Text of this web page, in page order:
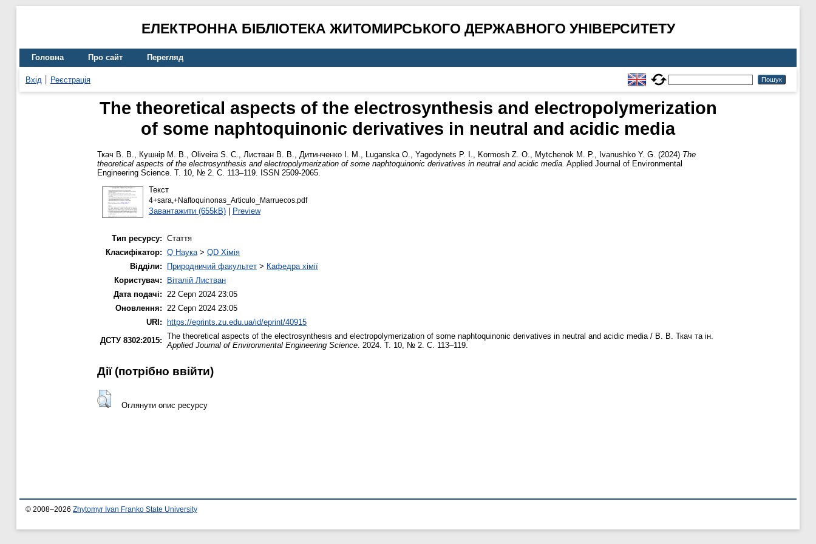
ЕЛЕКТРОННА БІБЛІОТЕКА ЖИТОМИРСЬКОГО ДЕРЖАВНОГО УНІВЕРСИТЕТУ
Головна Про сайт Перегляд
Вхід Реєстрація
The theoretical aspects of the electrosynthesis and electropolymerization
of some naphtoquinonic derivatives in neutral and acidic media
Ткач В. В., Кушнір М. В., Oliveira S. C., Листван В. В., Дитинченко І. М., Luganska O., Yagodynets P. I., Kormosh Z. O., Mytchenok M. P., Ivanushko Y. G. (2024) The
theoretical aspects of the electrosynthesis and electropolymerization of some naphtoquinonic derivatives in neutral and acidic media. Applied Journal of Environmental
Engineering Science. Т. 10, № 2. С. 113–119. ISSN 2509-2065.
Текст
4+sara,+Naftoquinonas_Articulo_Marruecos.pdf
Завантажити (655kB)| Preview
Тип ресурсу: Стаття
Класифікатор: Q Наука> QD Хімія
Відділи:
Природничий факультет > Кафедра хімії
Користувач:
Віталій Листван
Дата подачі: 22 Серп 2024 23:05
Оновлення: 22 Серп 2024 23:05
URI:
https://eprints.zu.edu.ua/id/eprint/40915
ДСТУ 8302:2015: The theoretical aspects of the electrosynthesis and electropolymerization of some naphtoquinonic derivatives in neutral and acidic media / В. В. Ткач та ін.
Applied Journal of Environmental Engineering Science. 2024. Т. 10, № 2. С. 113–119.
Дії ​​(потрібно ввійти)
Оглянути опис ресурсу
© 2008–2026 Zhytomyr Ivan Franko State University